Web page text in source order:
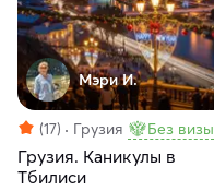
Мэри И.
(17) Грузия Без визы
Грузия. Каникулы в
Тбилиси